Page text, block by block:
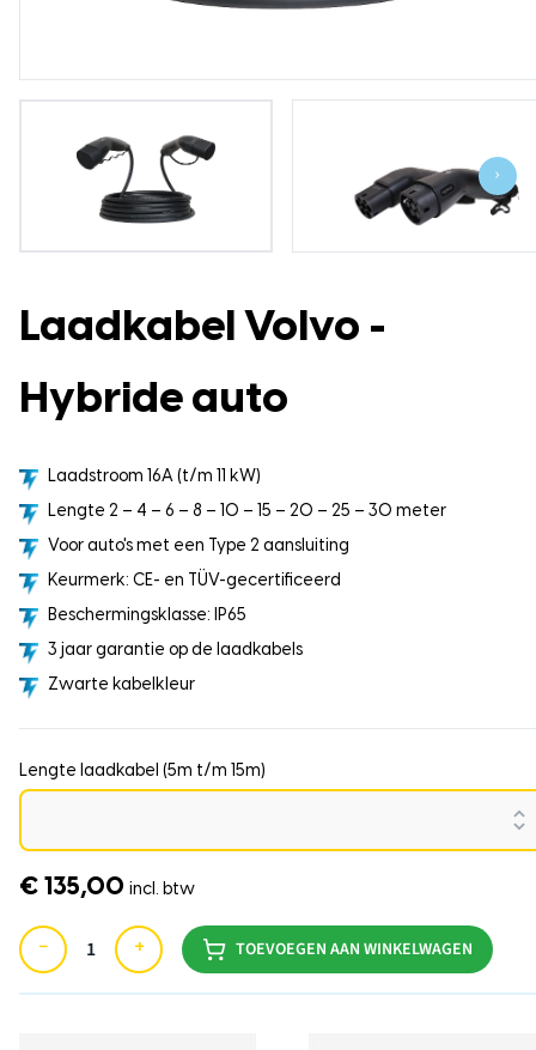
›
Laadkabel Volvo -
Hybride auto
Laadstroom 16A (t/m 11 kW)
Lengte 2 – 4 – 6 – 8 – 10 – 15 – 20 – 25 – 30 meter
Voor auto's met een Type 2 aansluiting
Keurmerk: CE- en TÜV-gecertificeerd
Beschermingsklasse: IP65
3 jaar garantie op de laadkabels
Zwarte kabelkleur
Lengte laadkabel (5m t/m 15m)
€ 135,00 incl. btw
− + TOEVOEGEN AAN WINKELWAGEN